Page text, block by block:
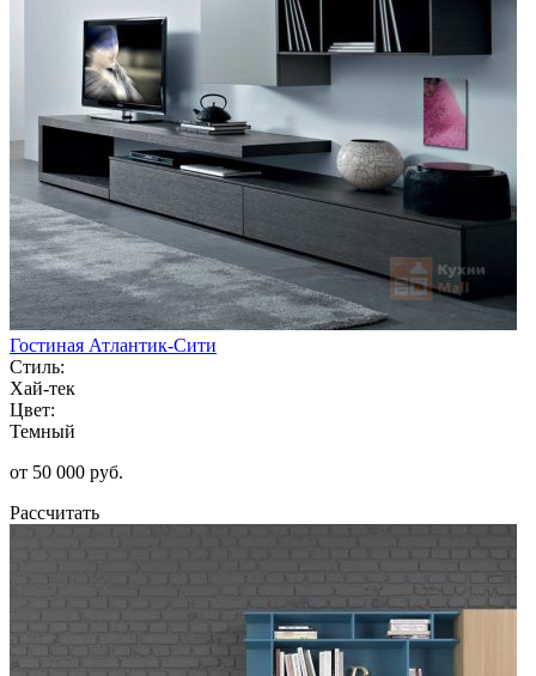
Гостиная Атлантик-Сити
Стиль:
Хай-тек
Цвет:
Темный
от 50 000 руб.
Рассчитать